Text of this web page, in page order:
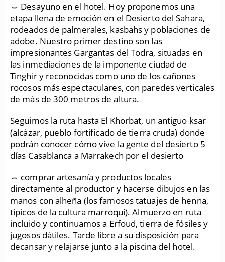
⇔ Desayuno en el hotel. Hoy proponemos una
etapa llena de emoción en el Desierto del Sahara,
rodeados de palmerales, kasbahs y poblaciones de
adobe. Nuestro primer destino son las
impresionantes Gargantas del Todra, situadas en
las inmediaciones de la imponente ciudad de
Tinghir y reconocidas como uno de los cañones
rocosos más espectaculares, con paredes verticales
de más de 300 metros de altura.
Seguimos la ruta hasta El Khorbat, un antiguo ksar
(alcázar, pueblo fortificado de tierra cruda) donde
podrán conocer cómo vive la gente del desierto 5
días Casablanca a Marrakech por el desierto
⇔ comprar artesanía y productos locales
directamente al productor y hacerse dibujos en las
manos con alheña (los famosos tatuajes de henna,
típicos de la cultura marroquí). Almuerzo en ruta
incluido y continuamos a Erfoud, tierra de fósiles y
jugosos dátiles. Tarde libre a su disposición para
decansar y relajarse junto a la piscina del hotel.